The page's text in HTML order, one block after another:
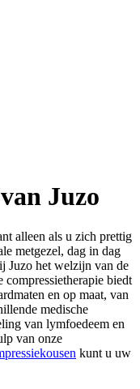
Juzo
alleen als u zich prettig
metgezel, dag in dag
Juzo het welzijn van de
biedt
en op maat, van
medische
van lymfoedeem en
van onze
kunt u uw